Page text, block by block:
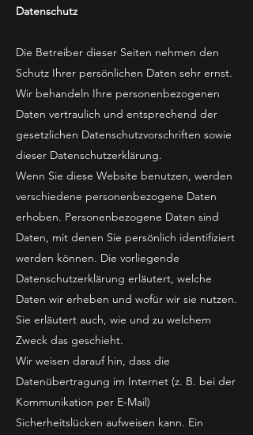
Datenschutz
Die Betreiber dieser Seiten nehmen den
Schutz Ihrer persönlichen Daten sehr ernst.
Wir behandeln Ihre personenbezogenen
Daten vertraulich und entsprechend der
gesetzlichen Datenschutzvorschriften sowie
dieser Datenschutzerklärung.
Wenn Sie diese Website benutzen, werden
verschiedene personenbezogene Daten
erhoben. Personenbezogene Daten sind
Daten, mit denen Sie persönlich identifiziert
werden können. Die vorliegende
Datenschutzerklärung erläutert, welche
Daten wir erheben und wofür wir sie nutzen.
Sie erläutert auch, wie und zu welchem
Zweck das geschieht.
Wir weisen darauf hin, dass die
Datenübertragung im Internet (z. B. bei der
Kommunikation per E-Mail)
Sicherheitslücken aufweisen kann. Ein